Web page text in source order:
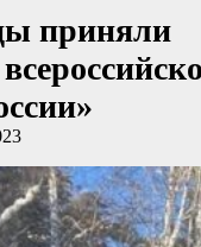
приняли